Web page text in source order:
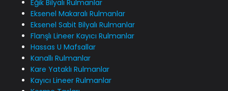
Eğik Bilyalı Rulmanlar
Eksenel Makaralı Rulmanlar
Eksenel Sabit Bilyalı Rulmanlar
Flanşlı Lineer Kayıcı Rulmanlar
Hassas U Mafsallar
Kanallı Rulmanlar
Kare Yataklı Rulmanlar
Kayıcı Lineer Rulmanlar